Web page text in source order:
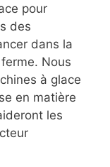
pour
des
dans la
Nous
à glace
en matière
les